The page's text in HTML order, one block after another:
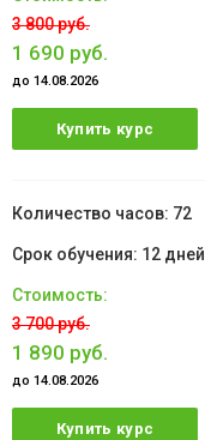
3 800 руб.
1 690 руб.
до 14.08.2026
Купить курс
72
12 дней
3 700 руб.
1 890 руб.
до 14.08.2026
Купить курс